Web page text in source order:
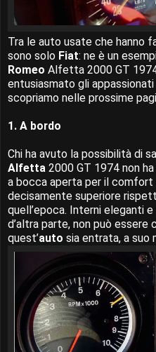
Tra le auto usate che hanno
sono solo Fiat: ne è un
Romeo Alfetta 2000 GT
entusiasmato gli
scopriamo nelle prossime
1. A bordo
Chi ha avuto la possibilità di
Alfetta 2000 GT 1974 non
a bocca aperta per il
decisamente superiore
quell’epoca. Interni eleganti
d’altra parte, non può essere
quest’auto sia entrata, a suo